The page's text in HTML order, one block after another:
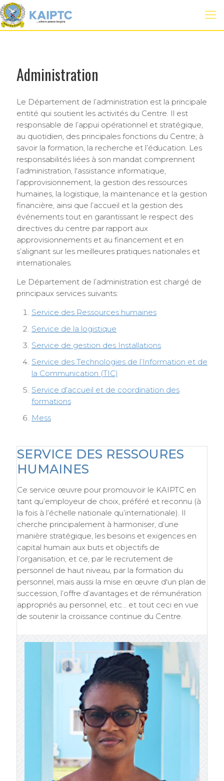
Administration
Le Département de l’administration est la principale
entité qui soutient les activités du Centre. Il est
responsable de l’appui opérationnel et stratégique,
au quotidien, des principales fonctions du Centre; à
savoir la formation, la recherche et l’éducation. Les
responsabilités liées à son mandat comprennent
l’administration, l'assistance informatique,
l’approvisionnement, la gestion des ressources
humaines, la logistique, la maintenance et la gestion
financière, ainsi que l’accueil et la gestion des
événements tout en garantissant le respect des
directives du centre par rapport aux
approvisionnements et au financement et en
s’alignant sur les meilleures pratiques nationales et
internationales.
Le Département de l’administration est chargé de
principaux services suivants:
Service des Ressources humaines
Service de la logistique
Service de gestion des Installations
Service des Technologies de l’Information et de
la Communication (TIC)
Service d'accueil et de coordination des
formations
Mess
SERVICE DES RESSOURES
HUMAINES
Ce service œuvre pour promouvoir le KAIPTC en
tant qu’employeur de choix, préféré et reconnu (à
la fois à l’échelle nationale qu’internationale). Il
cherche principalement à harmoniser, d’une
manière stratégique, les besoins et exigences en
capital humain aux buts et objectifs de
l’organisation; et ce, par le recrutement de
personnel de haut niveau, par la formation du
personnel, mais aussi la mise en œuvre d'un plan de
succession, l’offre d’avantages et de rémunération
appropriés au personnel, etc… et tout ceci en vue
de soutenir la croissance continue du Centre.